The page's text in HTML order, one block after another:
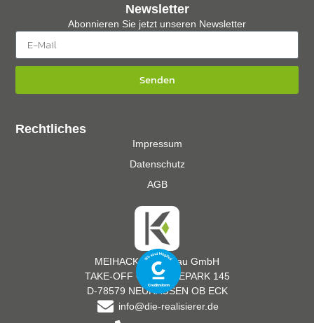
MEIHACK Messebau GmbH
TAKE-OFF GEWERBEPARK 145
D-78579 NEUHAUSEN OB ECK
info@die-realisierer.de
Rechtliches
Impressum
Datenschutz
AGB
Newsletter
Abonnieren Sie jetzt unseren Newsletter
Senden